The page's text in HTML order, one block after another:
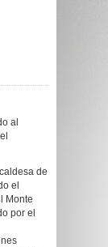
al
de
el
Monte
por el